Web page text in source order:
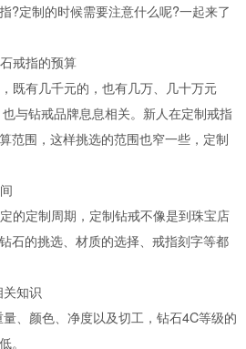
?定制的时候需要注意什么呢?一起来了
戒指的预算
既有几千元的，也有几万、几十万元
与钻戒品牌息息相关。新人在定制戒指
范围，这样挑选的范围也窄一些，定制
的定制周期，定制钻戒不像是到珠宝店
石的挑选、材质的选择、戒指刻字等都
知识
、颜色、净度以及切工，钻石4C等级的
。